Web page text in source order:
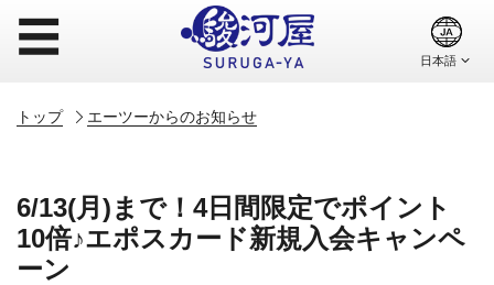
☰
トップ エーツーからのお知らせ
6/13(月)まで！4日間限定でポイント
10倍♪エポスカード新規入会キャンペ
ーン